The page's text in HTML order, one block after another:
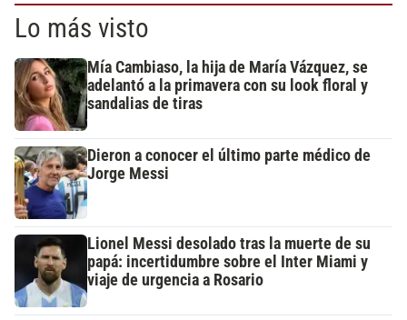
Lo más visto
Mía Cambiaso, la hija de María Vázquez, se
adelantó a la primavera con su look floral y
sandalias de tiras
Dieron a conocer el último parte médico de
Jorge Messi
Lionel Messi desolado tras la muerte de su
papá: incertidumbre sobre el Inter Miami y
viaje de urgencia a Rosario